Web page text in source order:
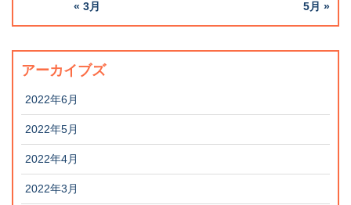
« 3月 5月 »
アーカイブズ
2022年6月
2022年5月
2022年4月
2022年3月